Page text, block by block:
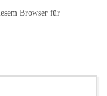
Browser für